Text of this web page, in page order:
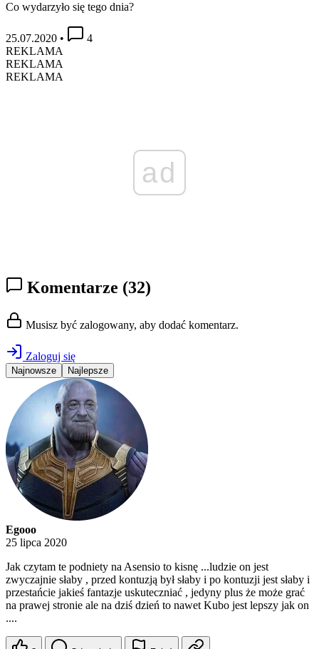
Co wydarzyło się tego dnia?
25.07.2020 •
4
REKLAMA
REKLAMA
REKLAMA
ad
Komentarze (32)
Musisz być zalogowany, aby dodać komentarz.
Zaloguj się
Najnowsze Najlepsze
Egooo
25 lipca 2020
Jak czytam te podniety na Asensio to kisnę ...ludzie on jest
zwyczajnie słaby , przed kontuzją był słaby i po kontuzji jest słaby i
przestańcie jakieś fantazje uskuteczniać , jedyny plus że może grać
na prawej stronie ale na dziś dzień to nawet Kubo jest lepszy jak on
....